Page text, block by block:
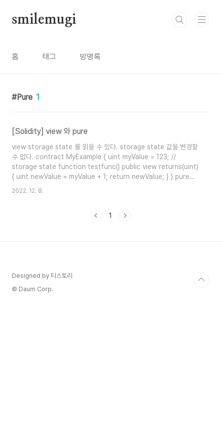
smilemugi
홈 태그 방명록
Pure 1
[Solidity] view 와 pure
view storage state 를 읽을 수 있다. storage state 값을 변경할
수 없다. contract MyExample { uint myValue = 123; //
storage state function testfunc() public view returns(uint)
{ uint newValue = myValue + 1; return newValue; } } pure
2022. 12. 8.
1
Designed by 티스토리
© Daum Corp.